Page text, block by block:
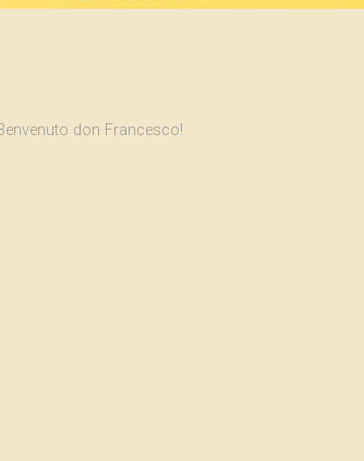
don Francesco!